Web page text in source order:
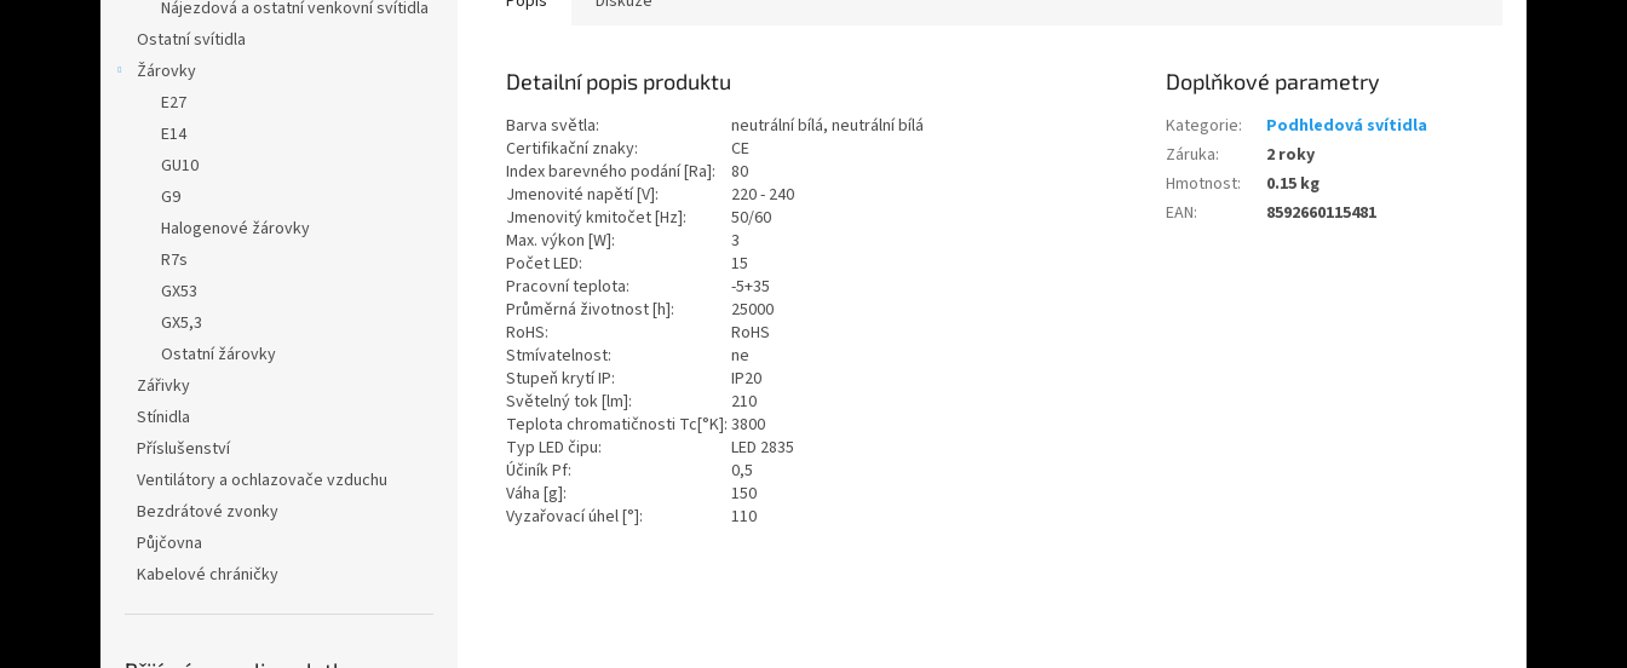
Nájezdová a ostatní venkovní svítidla
Ostatní svítidla
Žárovky
E27
E14
GU10
G9
Halogenové žárovky
R7s
GX53
GX5,3
Ostatní žárovky
Zářivky
Stínidla
Příslušenství
Ventilátory a ochlazovače vzduchu
Bezdrátové zvonky
Půjčovna
Kabelové chráničky
Detailní popis produktu
Barva světla:
neutrální bílá, neutrální bílá
Certifikační znaky:
CE
Index barevného podání [Ra]:
80
Jmenovité napětí [V]:
220 - 240
Jmenovitý kmitočet [Hz]:
50/60
Max. výkon [W]:
3
Počet LED:
15
Pracovní teplota:
-5+35
Průměrná životnost [h]:
25000
RoHS:
RoHS
Stmívatelnost:
ne
Stupeň krytí IP:
IP20
Světelný tok [lm]:
210
Teplota chromatičnosti Tc[°K]: 3800
Typ LED čipu:
LED 2835
Účiník Pf:
0,5
Váha [g]:
150
Vyzařovací úhel [°]:
110
Doplňkové parametry
Kategorie:
Podhledová svítidla
Záruka:
2 roky
Hmotnost:
0.15 kg
EAN: 8592660115481